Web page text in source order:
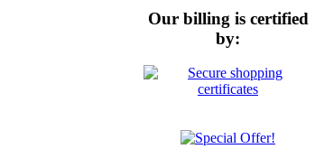
Our billing is certified
by: